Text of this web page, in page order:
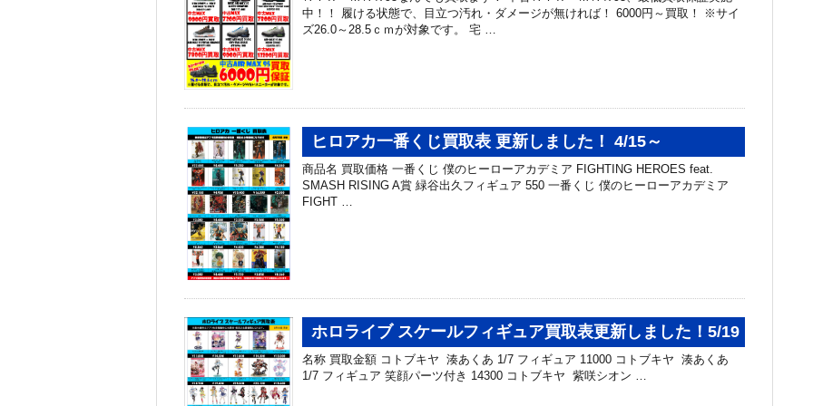
中！！ 履ける状態で、目立つ汚れ・ダメージが無ければ！ 6000円～買取！ ※サイ
ズ26.0～28.5ｃｍが対象です。 宅 …
ヒロアカ一番くじ買取表 更新しました！ 4/15～
商品名 買取価格 一番くじ 僕のヒーローアカデミア FIGHTING HEROES feat.
SMASH RISING A賞 緑谷出久フィギュア 550 一番くじ 僕のヒーローアカデミア
FIGHT …
ホロライブ スケールフィギュア買取表更新しました！5/19
名称 買取金額 コトブキヤ 湊あくあ 1/7 フィギュア 11000 コトブキヤ 湊あくあ
1/7 フィギュア 笑顔パーツ付き 14300 コトブキヤ 紫咲シオン …